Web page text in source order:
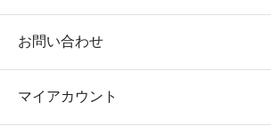
お問い合わせ
マイアカウント